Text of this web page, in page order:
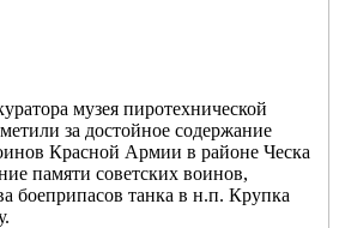
музея пиротехнической
за достойное содержание
Красной Армии в районе Ческа
памяти советских воинов,
боеприпасов танка в н.п. Крупка